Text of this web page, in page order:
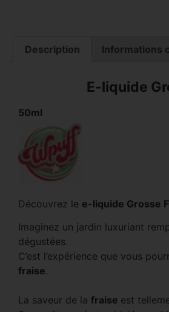
Description Informations
E-liquide
50ml
Découvrez le e-liquide Grosse
Imaginez un jardin luxuriant
dégustées.
C’est l’expérience que vous
fraise.
La saveur de la fraise est